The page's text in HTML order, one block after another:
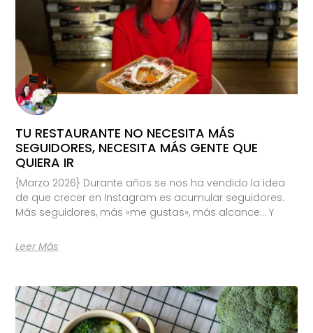
TU RESTAURANTE NO NECESITA MÁS
SEGUIDORES, NECESITA MÁS GENTE QUE
QUIERA IR
{Marzo 2026} Durante años se nos ha vendido la idea
de que crecer en Instagram es acumular seguidores.
Más seguidores, más «me gustas», más alcance… Y
Leer Más